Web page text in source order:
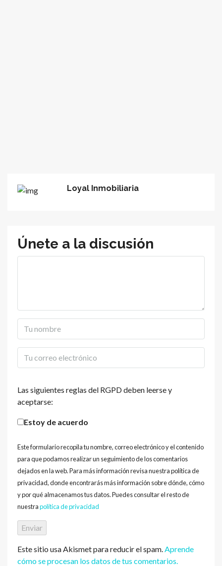
Loyal Inmobiliaria
Únete a la discusión
Las siguientes reglas del RGPD deben leerse y
aceptarse:
Estoy de acuerdo
Este formulario recopila tu nombre, correo electrónico y el contenido
para que podamos realizar un seguimiento de los comentarios
dejados en la web. Para más información revisa nuestra política de
privacidad, donde encontrarás más información sobre dónde, cómo
y por qué almacenamos tus datos. Puedes consultar el resto de
nuestrapolítica de privacidad
Este sitio usa Akismet para reducir el spam.Aprende
cómo se procesan los datos de tus comentarios.